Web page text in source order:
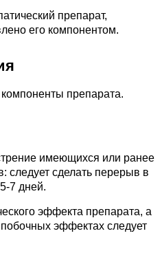
препарат,
его компонентом.
препарата.
имеющихся или ранее
следует сделать перерыв в
7 дней.
эффекта препарата, а
эффектах следует